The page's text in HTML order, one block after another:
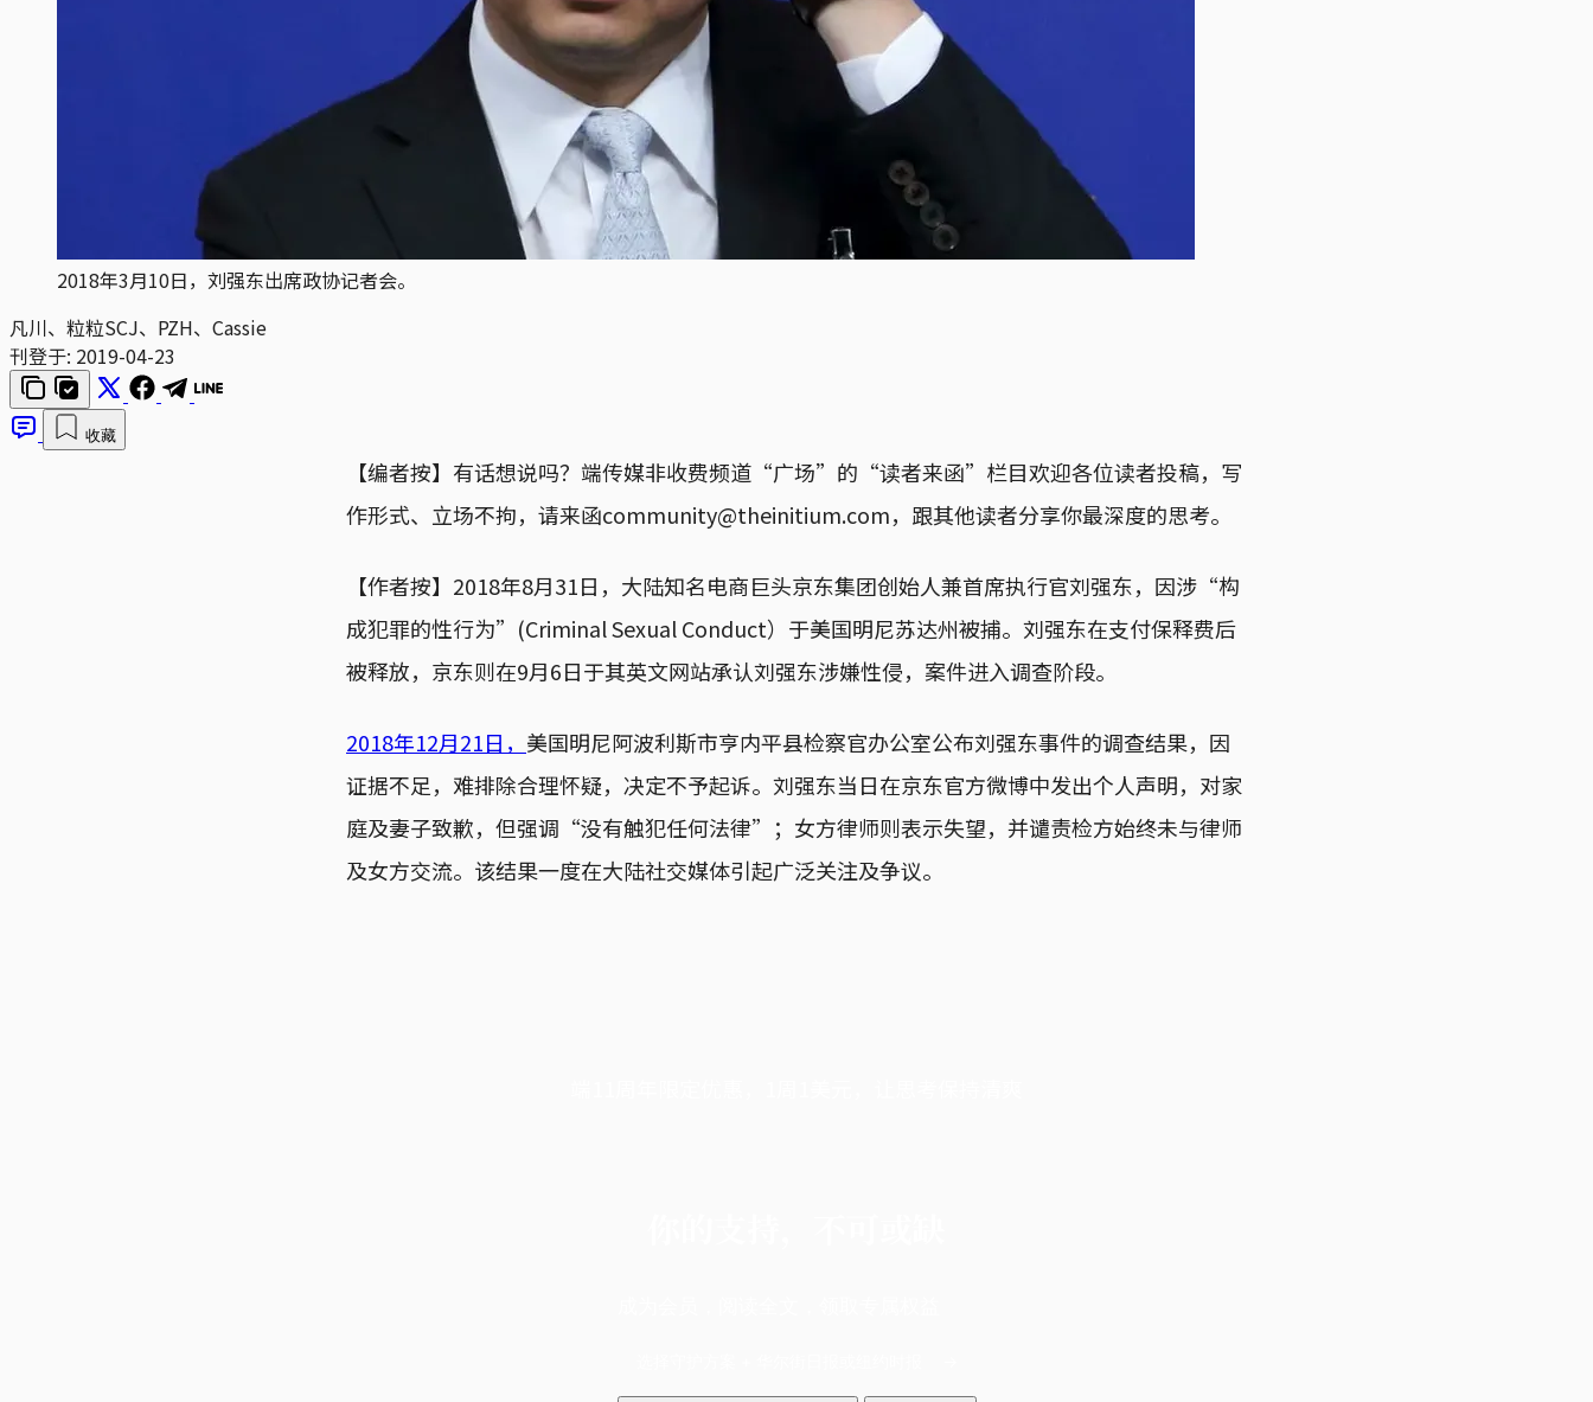
2018年3月10日，刘强东出席政协记者会。
凡川、粒粒SCJ、PZH、Cassie
刊登于: 2019-04-23
收藏
【编者按】有话想说吗？端传媒非收费频道“广场”的“读者来函”栏目欢迎各位读者投稿，写
作形式、立场不拘，请来函community@theinitium.com，跟其他读者分享你最深度的思考。
【作者按】2018年8月31日，大陆知名电商巨头京东集团创始人兼首席执行官刘强东，因涉“构
成犯罪的性行为”(Criminal Sexual Conduct）于美国明尼苏达州被捕。刘强东在支付保释费后
被释放，京东则在9月6日于其英文网站承认刘强东涉嫌性侵，案件进入调查阶段。
2018年12月21日， 美国明尼阿波利斯市亨内平县检察官办公室公布刘强东事件的调查结果，因
证据不足，难排除合理怀疑，决定不予起诉。刘强东当日在京东官方微博中发出个人声明，对家
庭及妻子致歉，但强调“没有触犯任何法律”；女方律师则表示失望，并谴责检方始终未与律师
及女方交流。该结果一度在大陆社交媒体引起广泛关注及争议。